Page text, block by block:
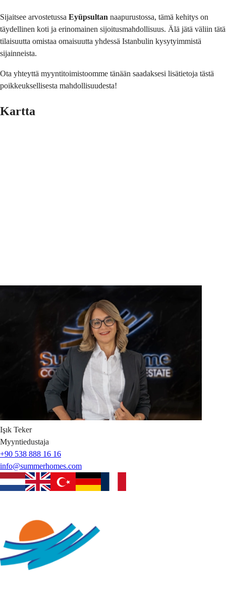
Sijaitsee arvostetussa Eyüpsultan naapurustossa, tämä kehitys on
täydellinen koti ja erinomainen sijoitusmahdollisuus. Älä jätä väliin tätä
tilaisuutta omistaa omaisuutta yhdessä Istanbulin kysytyimmistä
sijainneista.
Ota yhteyttä myyntitoimistoomme tänään saadaksesi lisätietoja tästä
poikkeuksellisesta mahdollisuudesta!
Kartta
Işık Teker
Myyntiedustaja
+90 538 888 16 16
info@summerhomes.com